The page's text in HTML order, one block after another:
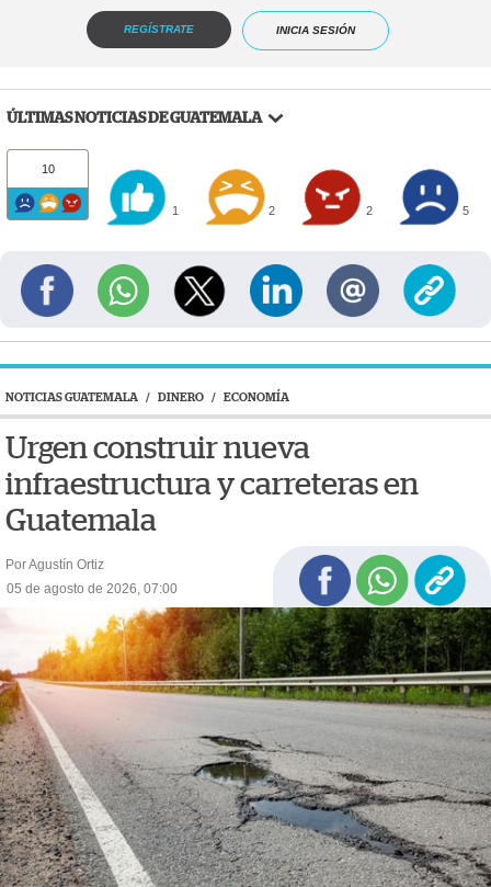
REGÍSTRATE INICIA SESIÓN
ÚLTIMAS NOTICIAS DE GUATEMALA
10
1 2 2 5
NOTICIAS GUATEMALA / DINERO / ECONOMÍA
Urgen construir nueva
infraestructura y carreteras en
Guatemala
Por Agustín Ortiz
05 de agosto de 2026, 07:00